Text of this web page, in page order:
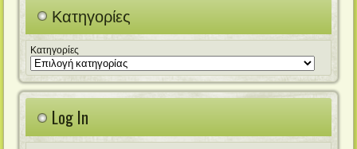
Κατηγορίες
Κατηγορίες
Log In